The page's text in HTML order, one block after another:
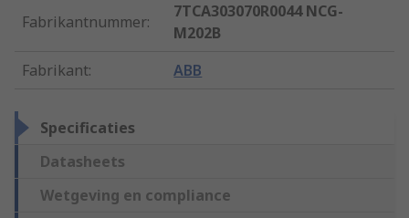
Fabrikantnummer:
7TCA303070R0044 NCG-
M202B
Fabrikant: ABB
Specificaties
Datasheets
Wetgeving en compliance